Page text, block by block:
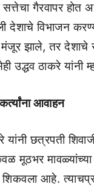
गैरवापर
देशाचे विभाजन
झाले, तर देशाचे
उद्धव ठाकरे यांनी
आवाहन
छत्रपती
मूठभर
शिकवला आहे.